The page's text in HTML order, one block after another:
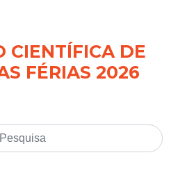
CIENTÍFICA DE
FÉRIAS 2026